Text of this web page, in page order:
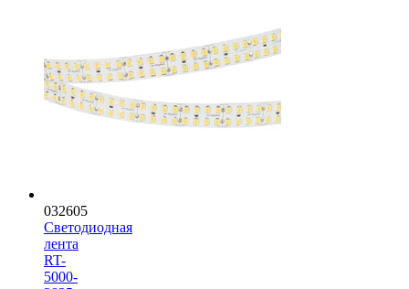
032605
Светодиодная
лента
RT-
5000-